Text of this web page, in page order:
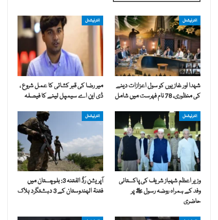
انٹرنیشنل
شہدا اور غازیوں کو سول اعزازات دینے
کی منظوری، 78 نام فہرست میں شامل
انٹرنیشنل
میر رضا کی قبر کشائی کا عمل شروع ،
ڈی این اے سیمپل لینے کا فیصلہ
انٹرنیشنل
وزیر اعظم شہباز شریف کی پاکستانی
وفد کے ہمراہ روضہ رسول ﷺ پر
حاضری
انٹرنیشنل
آپریشن رَدُّ الفتنہ 3: بلوچستان میں
فتنۃ الہندوستان کے 3 دہشتگرد ہلاک